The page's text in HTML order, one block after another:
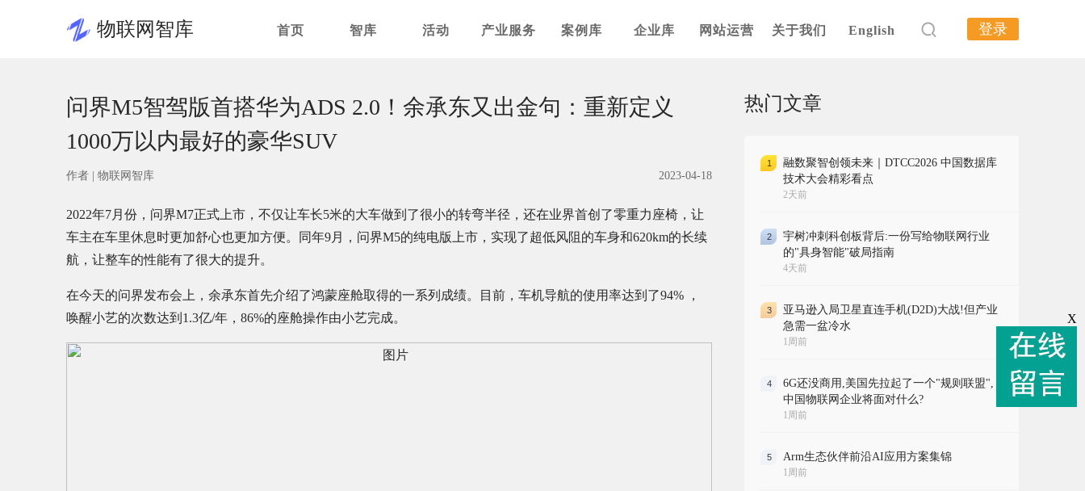
物联网智库 首页 智库 活动 产业服务 案例库 企业库 网站运营 关于我们 English 登录
问界M5智驾版首搭华为ADS 2.0！余承东又出金句：重新定义
1000万以内最好的豪华SUV
作者 | 物联网智库 2023-04-18
2022年7月份，问界M7正式上市，不仅让车长5米的大车做到了很小的转弯半径，还在业界首创了零重力座椅，让
车主在车里休息时更加舒心也更加方便。同年9月，问界M5的纯电版上市，实现了超低风阻的车身和620km的长续
航，让整车的性能有了很大的提升。
在今天的问界发布会上，余承东首先介绍了鸿蒙座舱取得的一系列成绩。目前，车机导航的使用率达到了94% ，
唤醒小艺的次数达到1.3亿/年，86%的座舱操作由小艺完成。
热门文章
1
融数聚智创领未来｜DTCC2026 中国数据库
技术大会精彩看点
2天前
2
宇树冲刺科创板背后:一份写给物联网行业
的"具身智能"破局指南
4天前
3
亚马逊入局卫星直连手机(D2D)大战!但产业
急需一盆冷水
1周前
4
6G还没商用,美国先拉起了一个"规则联盟",
中国物联网企业将面对什么?
1周前
5 Arm生态伙伴前沿AI应用方案集锦
1周前
X